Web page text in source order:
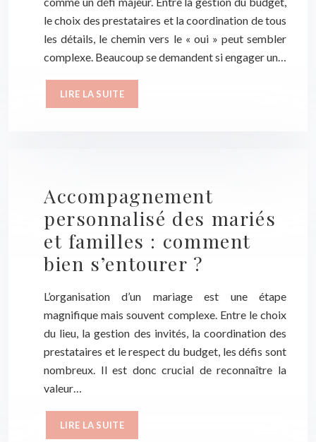
le choix des prestataires et la coordination de tous
les détails, le chemin vers le « oui » peut sembler
complexe. Beaucoup se demandent si engager un…
LIRE LA SUITE
Accompagnement
personnalisé des mariés
et familles : comment
bien s’entourer ?
L’organisation d’un mariage est une étape
magnifique mais souvent complexe. Entre le choix
du lieu, la gestion des invités, la coordination des
prestataires et le respect du budget, les défis sont
nombreux. Il est donc crucial de reconnaître la
valeur…
LIRE LA SUITE